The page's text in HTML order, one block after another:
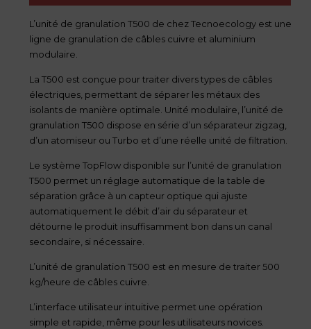
L’unité de granulation T500 de chez Tecnoecology est une
ligne de granulation de câbles cuivre et aluminium
modulaire.
La T500 est conçue pour traiter divers types de câbles
électriques, permettant de séparer les métaux des
isolants de manière optimale. Unité modulaire, l’unité de
granulation T500 dispose en série d’un séparateur zigzag,
d’un atomiseur ou Turbo et d’une réelle unité de filtration.
Le système TopFlow disponible sur l’unité de granulation
T500 permet un réglage automatique de la table de
séparation grâce à un capteur optique qui ajuste
automatiquement le débit d’air du séparateur et
détourne le produit insuffisamment bon dans un canal
secondaire, si nécessaire.
L’unité de granulation T500 est en mesure de traiter 500
kg/heure de câbles cuivre.
L’interface utilisateur intuitive permet une opération
simple et rapide, même pour les utilisateurs novices.